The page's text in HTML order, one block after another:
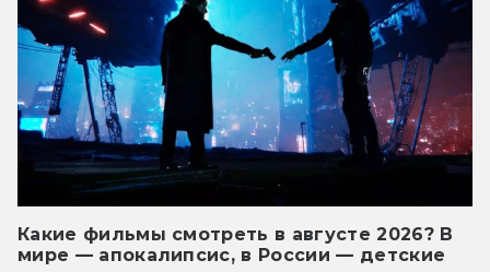
Какие фильмы смотреть в августе 2026? В
мире — апокалипсис, в России — детские